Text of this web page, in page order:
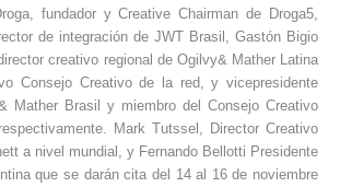
fundador y Creative Chairman de Droga5,
de integración de JWT Brasil, Gastón Bigio
creativo regional de Ogilvy& Mather Latina
Consejo Creativo de la red, y vicepresidente
Mather Brasil y miembro del Consejo Creativo
Mark Tutssel, Director Creativo
a nivel mundial, y Fernando Bellotti Presidente
que se darán cita del 14 al 16 de noviembre